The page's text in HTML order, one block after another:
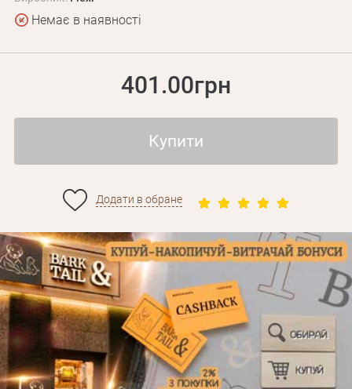
Немає в наявності
401.00грн
Купити
Додати в обране
Забули пароль?